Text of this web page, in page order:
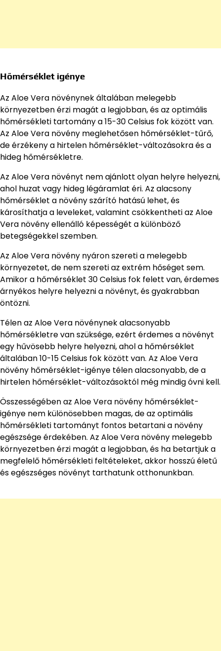
Hőmérséklet igénye
Az Aloe Vera növénynek általában melegebb
környezetben érzi magát a legjobban, és az optimális
hőmérsékleti tartomány a 15-30 Celsius fok között van.
Az Aloe Vera növény meglehetősen hőmérséklet-tűrő,
de érzékeny a hirtelen hőmérséklet-változásokra és a
hideg hőmérsékletre.
Az Aloe Vera növényt nem ajánlott olyan helyre helyezni,
ahol huzat vagy hideg légáramlat éri. Az alacsony
hőmérséklet a növény szárító hatású lehet, és
károsíthatja a leveleket, valamint csökkentheti az Aloe
Vera növény ellenálló képességét a különböző
betegségekkel szemben.
Az Aloe Vera növény nyáron szereti a melegebb
környezetet, de nem szereti az extrém hőséget sem.
Amikor a hőmérséklet 30 Celsius fok felett van, érdemes
árnyékos helyre helyezni a növényt, és gyakrabban
öntözni.
Télen az Aloe Vera növénynek alacsonyabb
hőmérsékletre van szüksége, ezért érdemes a növényt
egy hűvösebb helyre helyezni, ahol a hőmérséklet
általában 10-15 Celsius fok között van. Az Aloe Vera
növény hőmérséklet-igénye télen alacsonyabb, de a
hirtelen hőmérséklet-változásoktól még mindig óvni kell.
Összességében az Aloe Vera növény hőmérséklet-
igénye nem különösebben magas, de az optimális
hőmérsékleti tartományt fontos betartani a növény
egészsége érdekében. Az Aloe Vera növény melegebb
környezetben érzi magát a legjobban, és ha betartjuk a
megfelelő hőmérsékleti feltételeket, akkor hosszú életű
és egészséges növényt tarthatunk otthonunkban.